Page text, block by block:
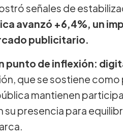
señales de
avanzó +6,4%, un
publicitario.
punto de inflexión:
que se sostiene
mantienen
su presencia para